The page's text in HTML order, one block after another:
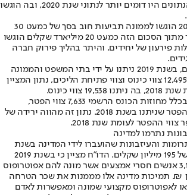
עם זאת, בשנת 2018 הנתונים היו דומים יותר לנתוני שנת 2020, ובה הוגשו
עוד עולה כי במהלך 2019 הוגשו לממונה תביעות חוב בסך של כמעט 30
מיליארד שקלים, כאשר מתוך הסכום הזה כמעט 20 מיליארד שקלים הוגשו
פירעון של יחידים, והיתר בהליך פירוק חברה
בנוגע לצווי כינוס נכסים, בשנת 2019 ניתנו על ידי בתי המשפט והממונה
12,495 צווי כינוס וצווי פתיחת הליכים, נתון המציין
בהלך שנת 2019 ניתנו בכלל מחוזות הכונס הרשמי 7,633 צווי הפטר,
בהשוואה ל-7,325 צווי הפטר שניתנו בשנת 2018. נתון זה מהווה ירידה של
ההפטר לעומת שנת 2018.
והעיזבונות שהועברו לידי המדינה בשנת
2019, והן עמדו על סך של 195 מיליון שקלים. הדו"ח מציין כי בשנת 2019
חולקו תמיכות לכ- 3,126 אנשים חסרי אמצעים אשר מונה להם אפוטרופוס
כ- 20 מיליון ₪. תמיכות מדינה אלו מממנות את שכר הטרחה
לאפוטרופוס מקצועי שמונה ומאפשרות לאדם